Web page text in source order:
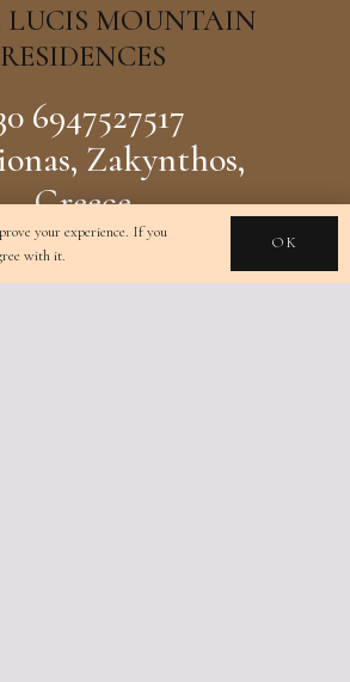
LUCIS MOUNTAIN
RESIDENCES
6947527517
Zakynthos,
Greece
your experience. If you
with it.
OK